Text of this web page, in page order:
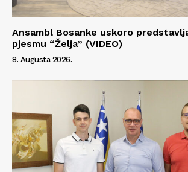
Ansambl Bosanke uskoro
pjesmu “Želja” (VIDEO)
8. Augusta 2026.